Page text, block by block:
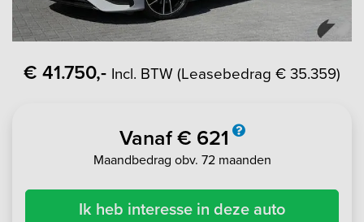
€ 41.750,- Incl. BTW (Leasebedrag € 35.359)
Vanaf € 621
Maandbedrag obv. 72 maanden
Ik heb interesse in deze auto